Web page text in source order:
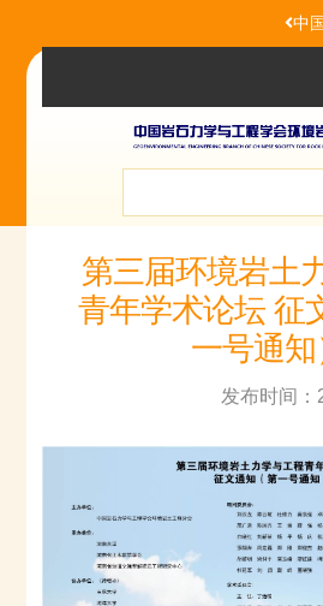
中
第三届环境岩土
青年学术论坛 征
一号通知
发布时间：